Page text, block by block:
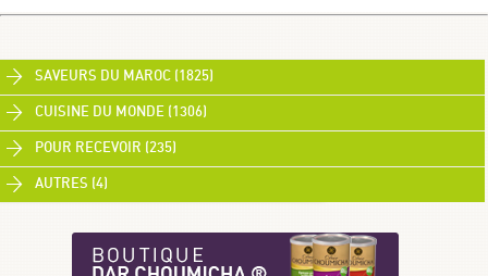
SAVEURS DU MAROC (1825)
CUISINE DU MONDE (1306)
POUR RECEVOIR (235)
AUTRES (4)